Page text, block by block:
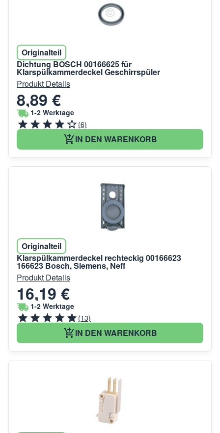
Originalteil
Dichtung BOSCH 00166625 für
Klarspülkammerdeckel Geschirrspüler
Produkt Details
8,89 €
1-2 Werktage
(6)
IN DEN WARENKORB
Originalteil
Klarspülkammerdeckel rechteckig 00166623
166623 Bosch, Siemens, Neff
Produkt Details
16,19 €
1-2 Werktage
(13)
IN DEN WARENKORB